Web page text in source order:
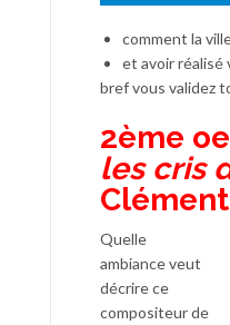
comment la
et avoir
bref vous validez
2ème
les cris
Quelle
ambiance veut
décrire ce
compositeur de